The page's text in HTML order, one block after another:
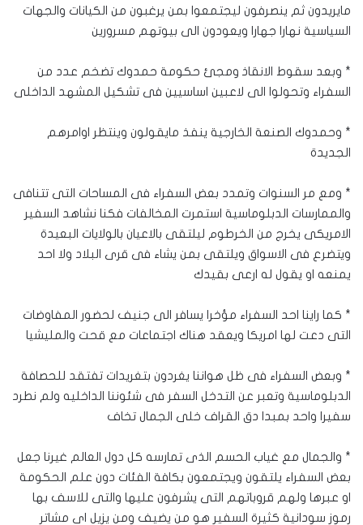
مايريدون ثم ينصرفون ليجتمعوا بمن يرغبون من الكيانات والجهات
السياسية نهارا جهارا ويعودون الى بيوتهم مسرورين
* وبعد سقوط الانقاذ ومجئ حكومة حمدوك تضخم عدد من
السفراء وتحولوا الى لاعبين اساسيين فى تشكيل المشهد الداخلى
* وحمدوك الصنعة الخارجية ينفذ مايقولون وينتظر اوامرهم
الجديدة
* ومع مر السنوات وتمدد بعض السفراء فى المساحات التى تتنافى
والممارسات الدبلوماسية استمرت المخالفات فكنا نشاهد السفير
الامريكى يخرج من الخرطوم ليلتقى بالاعيان بالولايات البعيدة
ويتضرع فى الاسواق ويلتقى بمن يشاء فى قرى البلاد ولا احد
يمنعه او يقول له ارعى بقيدك
* كما راينا احد السفراء مؤخرا يسافر الى جنيف لحضور المفاوضات
التى دعت لها امريكا ويعقد هناك اجتماعات مع قحت والمليشيا
* وبعض السفراء فى ظل هواننا يغردون بتغريدات تفتقد للحصافة
الدبلوماسية وتعبر عن التدخل السفر فى شئوننا الداخليه ولم نطرد
سفيرا واحد بمبدا دق القراف خلى الجمال تخاف
* والجمال مع غياب الحسم الذى تمارسه كل دول العالم غيرنا جعل
بعض السفراء يلتقون ويجتمعون بكافة الفئات دون علم الحكومة
او عبرها ولهم قروباتهم التى يشرفون عليها والتى للاسف بها
رموز سودانية كثيرة السفير هو من يضيف ومن يزيل اى مشاتر